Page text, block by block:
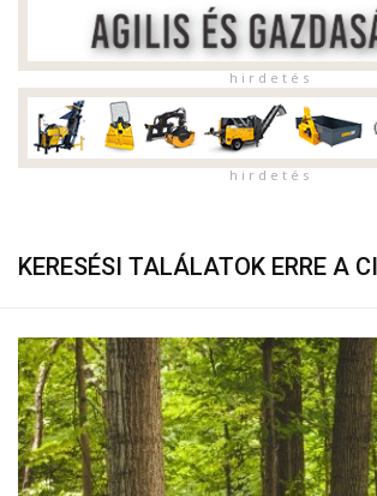
h i r d e t é s
h i r d e t é s
KERESÉSI TALÁLATOK ERRE A